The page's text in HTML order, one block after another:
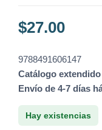
$27.00
9788491606147
Catálogo extendido
Envío de 4-7 días
Hay existencias